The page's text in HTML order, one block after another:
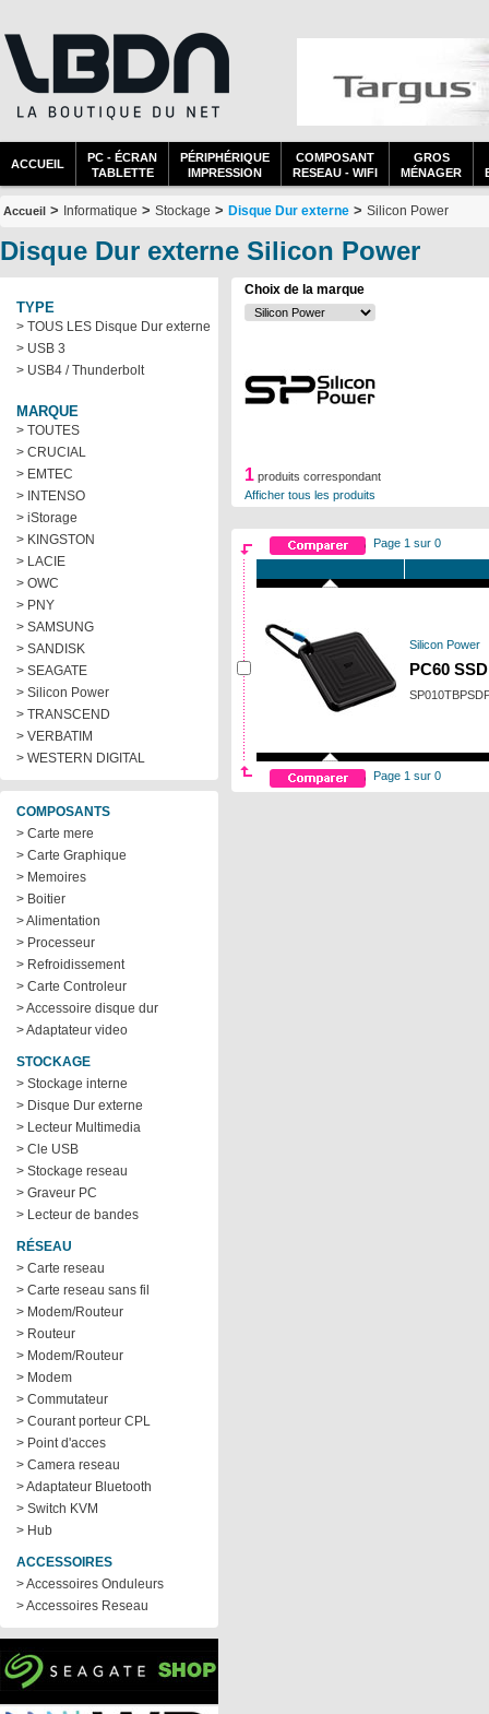
ACCUEIL
PC - ÉCRAN
TABLETTE
PÉRIPHÉRIQUE
IMPRESSION
COMPOSANT
RESEAU - WIFI
GROS
MÉNAGER
Accueil > Informatique > Stockage > Disque Dur externe > Silicon Power
Disque Dur externe Silicon Power
TYPE
> TOUS LES Disque Dur externe
> USB 3
> USB4 / Thunderbolt
MARQUE
> TOUTES
> CRUCIAL
> EMTEC
> INTENSO
> iStorage
> KINGSTON
> LACIE
> OWC
> PNY
> SAMSUNG
> SANDISK
> SEAGATE
> Silicon Power
> TRANSCEND
> VERBATIM
> WESTERN DIGITAL
COMPOSANTS
> Carte mere
> Carte Graphique
> Memoires
> Boitier
> Alimentation
> Processeur
> Refroidissement
> Carte Controleur
> Accessoire disque dur
> Adaptateur video
STOCKAGE
> Stockage interne
> Disque Dur externe
> Lecteur Multimedia
> Cle USB
> Stockage reseau
> Graveur PC
> Lecteur de bandes
RÉSEAU
> Carte reseau
> Carte reseau sans fil
> Modem/Routeur
> Routeur
> Modem/Routeur
> Modem
> Commutateur
> Courant porteur CPL
> Point d'acces
> Camera reseau
> Adaptateur Bluetooth
> Switch KVM
> Hub
ACCESSOIRES
> Accessoires Onduleurs
> Accessoires Reseau
Choix de la marque
1 produits correspondant
Afficher tous les produits
Page 1 sur 0
Silicon Power
PC60
Page 1 sur 0